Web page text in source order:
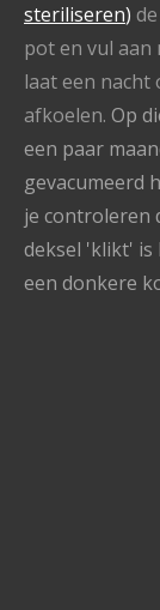
steriliseren)
pot en vul aan
laat een nacht
afkoelen. Op
een paar
gevacumeerd
je controleren
deksel 'klikt' is
een donkere